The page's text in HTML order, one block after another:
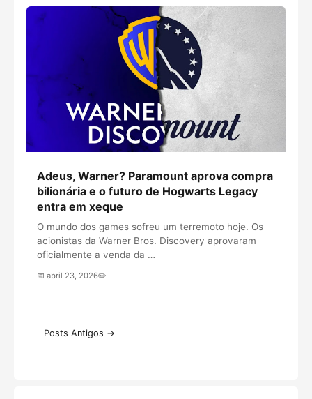
Adeus, Warner? Paramount aprova compra
bilionária e o futuro de Hogwarts Legacy
entra em xeque
O mundo dos games sofreu um terremoto hoje. Os
acionistas da Warner Bros. Discovery aprovaram
oficialmente a venda da …
📅 abril 23, 2026✏️
Posts Antigos →